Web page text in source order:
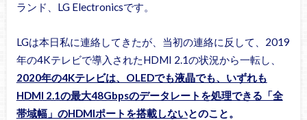
ランド、LG Electronicsです。
LGは本日私に連絡してきたが、当初の連絡に反して、2019
年の4Kテレビで導入されたHDMI 2.1の状況から一転し、
2020年の4Kテレビは、OLEDでも液晶でも、いずれも
HDMI 2.1の最大48Gbpsのデータレートを処理できる「全
帯域幅」のHDMIポートを搭載しないとのこと。